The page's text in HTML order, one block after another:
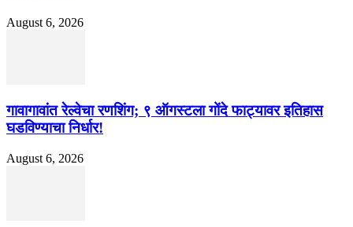
August 6, 2026
गावागावांत रेल्वेचा रणशिंग; ९ ऑगस्टला गोंदे फाट्यावर इतिहास
घडविण्याचा निर्धार!
August 6, 2026